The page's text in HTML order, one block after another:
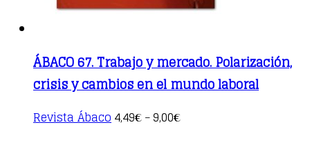
ÁBACO 67. Trabajo y mercado. Polarización,
crisis y cambios en el mundo laboral
Revista Ábaco This
product
4,49€ – 9,00€